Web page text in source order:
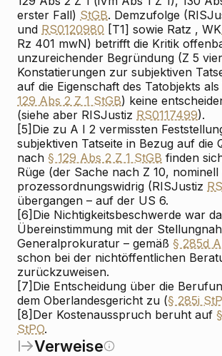
erster Fall) StGB. Demzufolge (RIS
und RS0120980 [T1] sowie Ratz , WK
Rz 401 mwN) betrifft die Kritik
unzureichender Begründung (Z 5
Konstatierungen zur subjektiven
auf die Eigenschaft des Tatobjekts
129 Abs 2 Z 1 StGB) keine
(siehe aber RISJustiz RS0117499).
[5] Die zu A I 2 vermissten
subjektiven Tatseite in Bezug auf die
nach § 129 Abs 2 Z 1 StGB finden
Rüge (der Sache nach Z 10,
prozessordnungswidrig (RISJustiz
übergangen – auf der US 6.
[6] Die Nichtigkeitsbeschwerde war
Übereinstimmung mit der
Generalprokuratur – gemäß § 285d
schon bei der nichtöffentlichen
zurückzuweisen.
[7] Die Entscheidung über die
dem Oberlandesgericht zu (§ 285i
[8] Der Kostenausspruch beruht auf
StPO.
Verweise